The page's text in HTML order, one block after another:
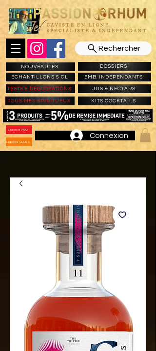
Rechercher
NOUVEAUTES
ECHANTILLONS 5 CL
DOSSIERS
EMB. INDEPENDANTS
TESTS & DEGUSTATIONS JUS & NECTARS
TOUS MES SPIRITUEUX KITS COCKTAILS
Espace PRO
Espace CLUBS
Connexion